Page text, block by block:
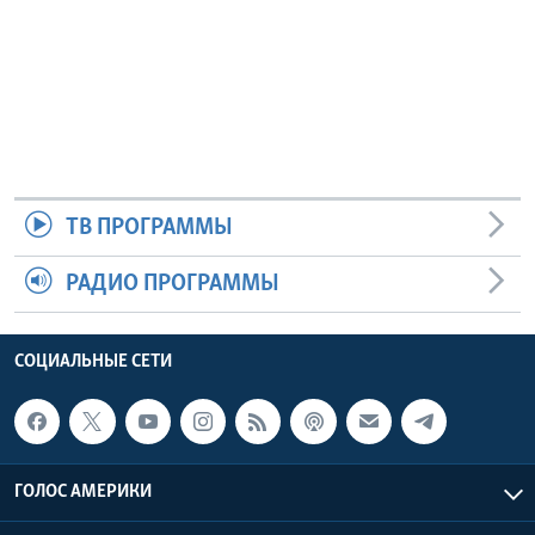
ТВ ПРОГРАММЫ
РАДИО ПРОГРАММЫ
СОЦИАЛЬНЫЕ СЕТИ
ГОЛОС АМЕРИКИ